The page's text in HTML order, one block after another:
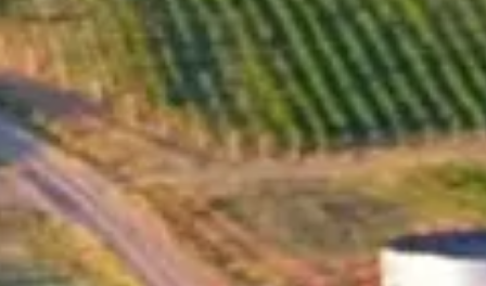
seinen Namen aufgrund eines Wortspiels, was auf
Deutsch das Schwarze C bedeutet. Hier steht das "C"
symbolisch für die Traubensorte Cabernet Sauvignon, aus
welcher das Weingut Santa Sarah seinen ersten Black C
Wein schuf. Einige Jahre darauf, nach einer ausgiebigen
Suche nach einem Ort mit passendem Klima und
geeignetem Boden, zog das Team von Santa Sarah nahe
der Schwarzmeerküste um. Hier erschufen sie den
Schwarzmeerwein, im Englischen bekannt als Black Sea,
als hätte dies von Beginn an in ihrer Planung gestanden.
Das Weingut war sich gewiss, dass sie am Schwarzen